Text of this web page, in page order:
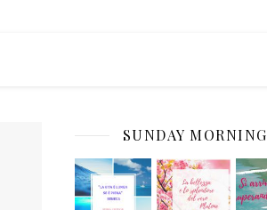
SUNDAY MORNING